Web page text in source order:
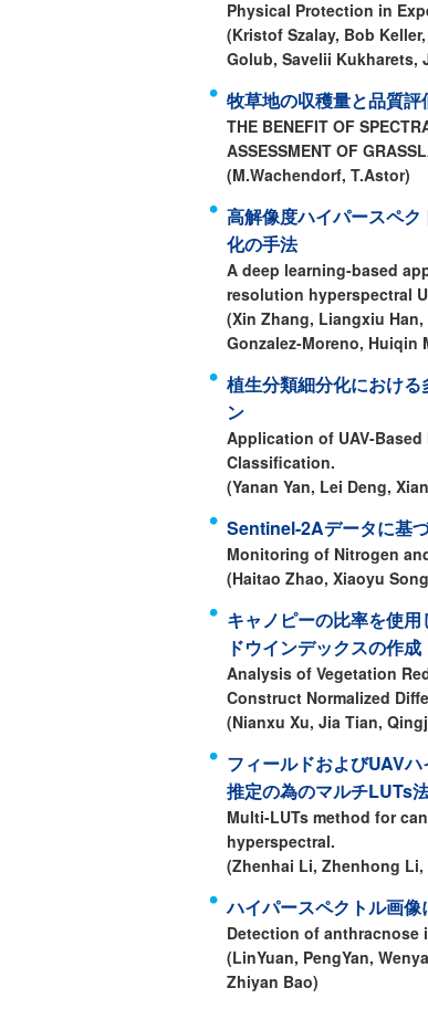
Physical Protection in
(Kristof Szalay, Bob
Golub, Savelii Kukharets,
牧草地の収穫量と品質
THE BENEFIT OF
ASSESSMENT OF
(M.Wachendorf, T.Astor)
高解像度ハイパースペ
化の手法
A deep learning-based
resolution hyperspectral
(Xin Zhang, Liangxiu
Gonzalez-Moreno, Huiqin
植生分類細分化におけ
ン
Application of UAV-
Classification.
(Yanan Yan, Lei Deng,
Sentinel-2Aデータに基
Monitoring of Nitrogen
(Haitao Zhao, Xiaoyu
キャノピーの比率を使
ドウインデックスの作成
Analysis of Vegetation
Construct Normalized
(Nianxu Xu, Jia Tian,
フィールドおよびUAV
推定の為のマルチLUTs
Multi-LUTs method for
hyperspectral.
(Zhenhai Li, Zhenhong Li,
ハイパースペクトル画
Detection of anthracnose
(LinYuan, PengYan,
Zhiyan Bao)